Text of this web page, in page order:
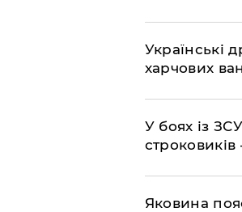
​Українські
харчових
​У боях із
​Яковина